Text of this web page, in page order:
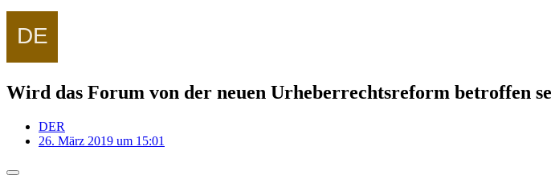
Wird das Forum von der neuen Urheberrechtsreform betroffen
DER
26. März 2019 um 15:01